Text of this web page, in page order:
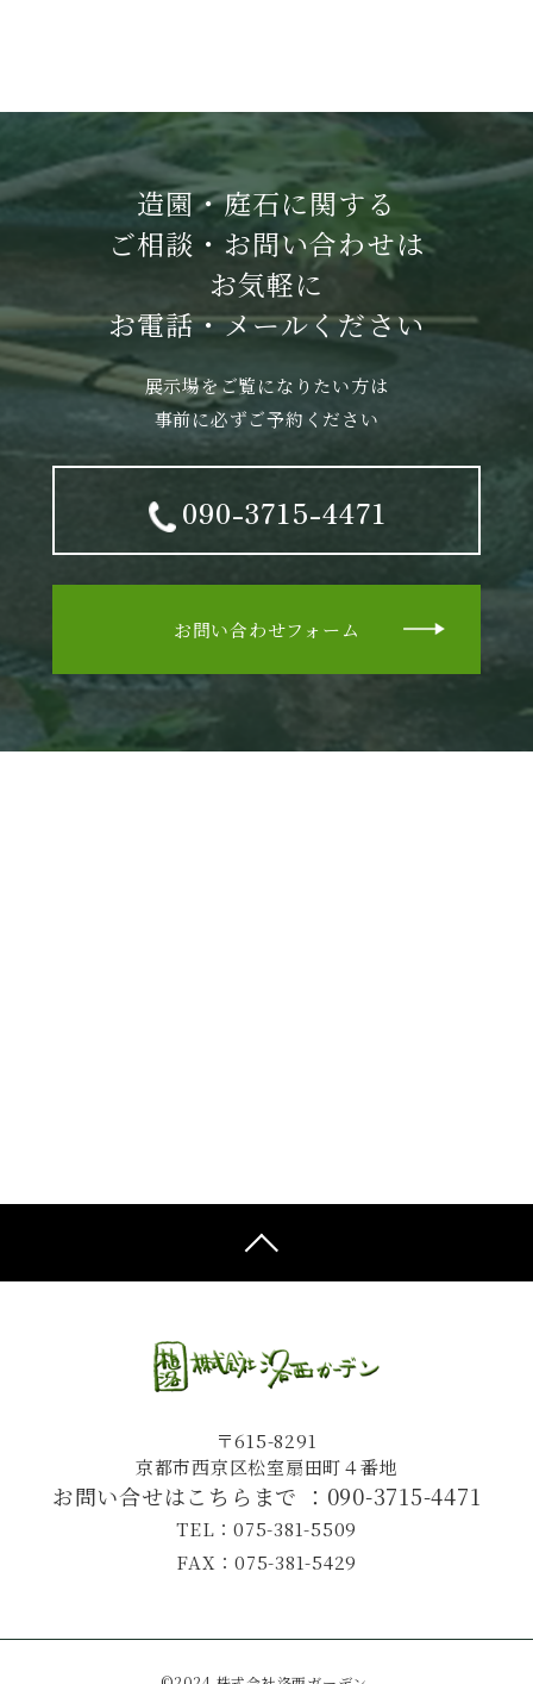
造園・庭石に関する
ご相談・お問い合わせは
お気軽に
お電話・メールください
展示場をご覧になりたい方は
事前に必ずご予約ください
090-3715-4471
お問い合わせフォーム
〒615-8291
京都市西京区松室扇田町４番地
お問い合せはこちらまで ： 090-3715-4471
TEL：075-381-5509
FAX：075-381-5429